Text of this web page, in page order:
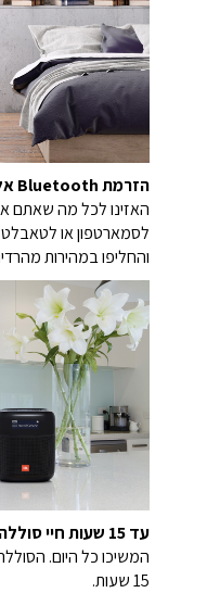
הזרמת Bluetooth אלחוטית
והחליפו במהירות
עד 15 שעות חיי סוללה
המשיכו כל היום.
15 שעות.